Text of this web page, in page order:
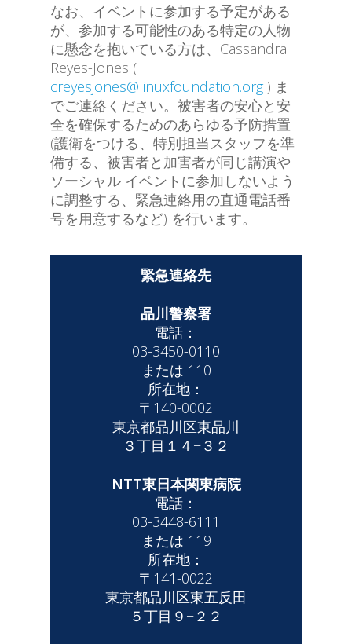
なお、イベントに参加する予定がある
が、参加する可能性のある特定の人物
に懸念を抱いている方は、Cassandra
Reyes-Jones (
creyesjones@linuxfoundation.org ) ま
でご連絡ください。被害者の安心と安
全を確保するためのあらゆる予防措置
(護衛をつける、特別担当スタッフを準
備する、被害者と加害者が同じ講演や
ソーシャル イベントに参加しないよう
に調整する、緊急連絡用の直通電話番
号を用意するなど) を行います。
緊急連絡先
品川警察署
電話：
03-3450-0110
または 110
所在地：
〒140-0002
東京都品川区東品川
３丁目１４−３２
NTT東日本関東病院
電話：
03-3448-6111
または 119
所在地：
〒141-0022
東京都品川区東五反田
５丁目９−２２